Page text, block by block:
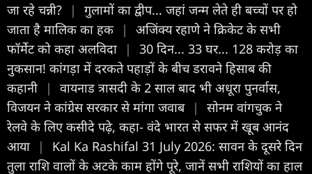
जा रहे चन्नी?
|
गुलामों का द्वीप... जहां जन्म लेते ही बच्चों पर हो
जाता है मालिक का हक
|
अजिंक्य रहाणे ने क्रिकेट के सभी
फॉर्मेट को कहा अलविदा
|
30 दिन... 33 घर... 128 करोड़ का
नुकसान! कांगड़ा में दरकते पहाड़ों के बीच डरावने हिसाब की
कहानी
|
वायनाड त्रासदी के 2 साल बाद भी अधूरा पुनर्वास,
विजयन ने कांग्रेस सरकार से मांगा जवाब |
सोनम वांगचुक ने
रेलवे के लिए कसीदे पढ़े, कहा- वंदे भारत से सफर में खूब आनंद
आया
|
Kal Ka Rashifal 31 July 2026: सावन के दूसरे दिन
तुला राशि वालों के अटके काम होंगे पूरे, जानें सभी राशियों का हाल